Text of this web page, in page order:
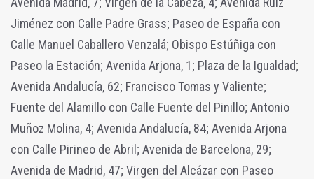
Jiménez con Calle Padre Grass; Paseo de España con
Calle Manuel Caballero Venzalá; Obispo Estúñiga con
Paseo la Estación; Avenida Arjona, 1; Plaza de la Igualdad;
Avenida Andalucía, 62; Francisco Tomas y Valiente;
Fuente del Alamillo con Calle Fuente del Pinillo; Antonio
Muñoz Molina, 4; Avenida Andalucía, 84; Avenida Arjona
con Calle Pirineo de Abril; Avenida de Barcelona, 29;
Avenida de Madrid, 47; Virgen del Alcázar con Paseo